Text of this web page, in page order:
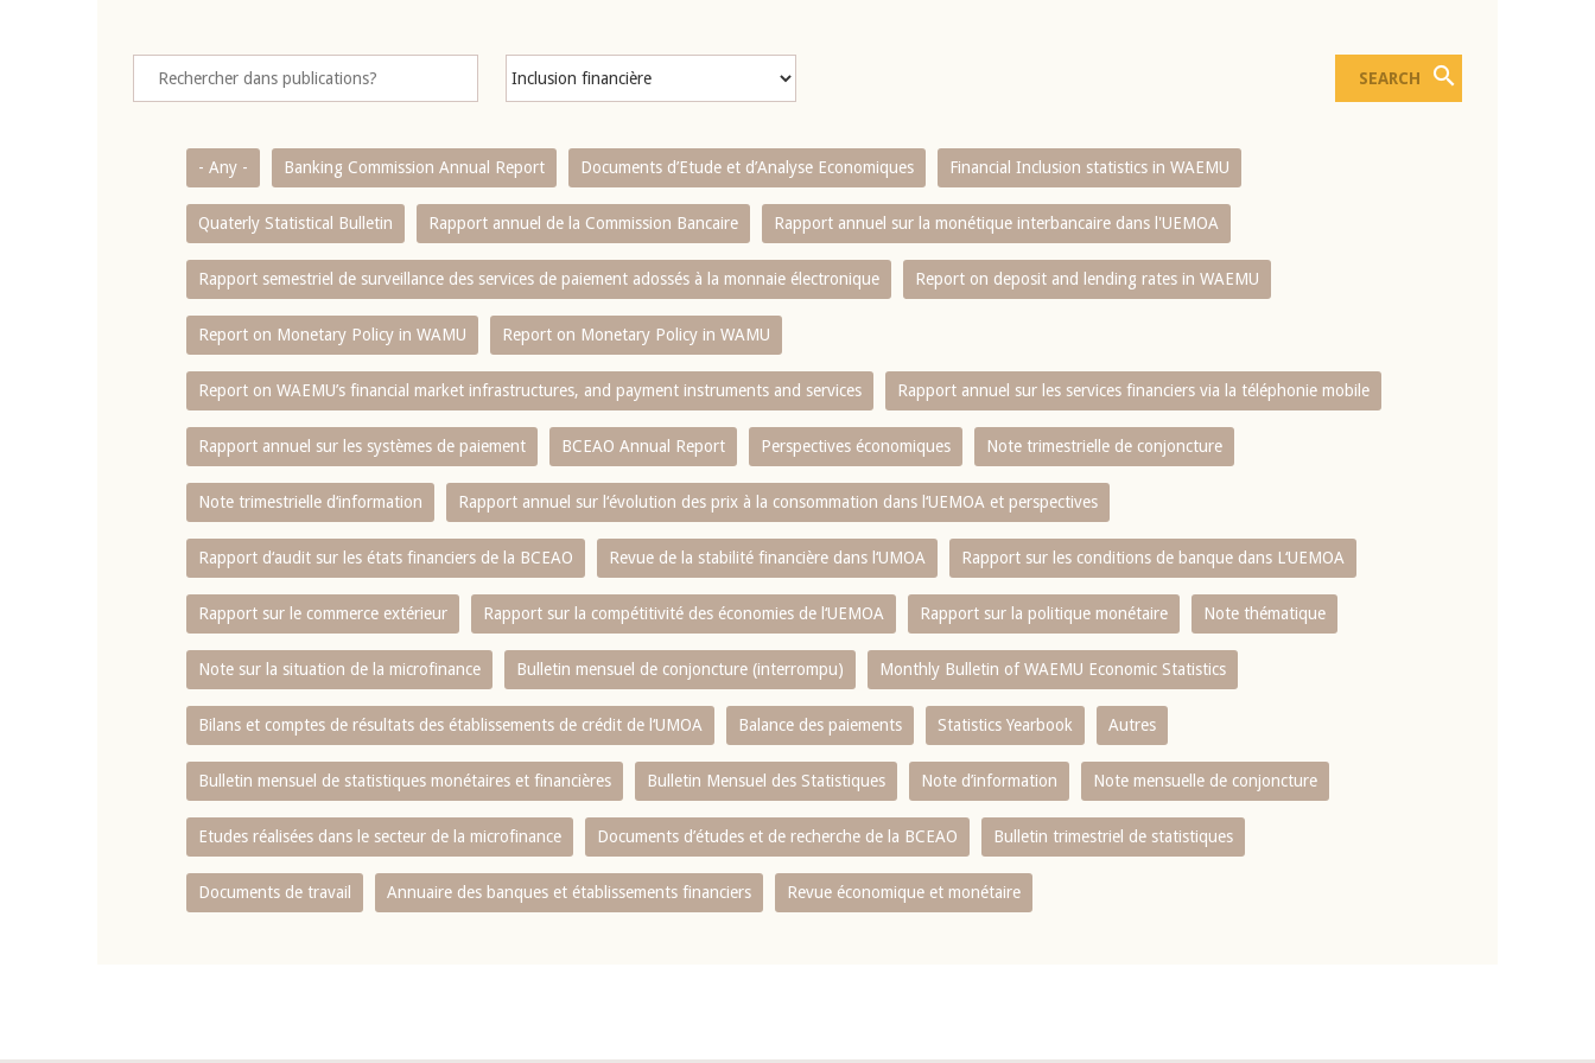
- Any - Banking Commission Annual Report Documents d’Etude et d’Analyse Economiques Financial Inclusion statistics in WAEMU
Quaterly Statistical Bulletin Rapport annuel de la Commission Bancaire Rapport annuel sur la monétique interbancaire dans l'UEMOA
Rapport semestriel de surveillance des services de paiement adossés à la monnaie électronique Report on deposit and lending rates in WAEMU
Report on Monetary Policy in WAMU Report on Monetary Policy in WAMU
Report on WAEMU’s financial market infrastructures, and payment instruments and services Rapport annuel sur les services financiers via la téléphonie mobile
Rapport annuel sur les systèmes de paiement BCEAO Annual Report Perspectives économiques Note trimestrielle de conjoncture
Note trimestrielle d‘information Rapport annuel sur l‘évolution des prix à la consommation dans l‘UEMOA et perspectives
Rapport d‘audit sur les états financiers de la BCEAO Revue de la stabilité financière dans l‘UMOA Rapport sur les conditions de banque dans L‘UEMOA
Rapport sur le commerce extérieur Rapport sur la compétitivité des économies de l‘UEMOA Rapport sur la politique monétaire Note thématique
Note sur la situation de la microfinance Bulletin mensuel de conjoncture (interrompu) Monthly Bulletin of WAEMU Economic Statistics
Bilans et comptes de résultats des établissements de crédit de l‘UMOA Balance des paiements Statistics Yearbook Autres
Bulletin mensuel de statistiques monétaires et financières Bulletin Mensuel des Statistiques Note d’information Note mensuelle de conjoncture
Etudes réalisées dans le secteur de la microfinance Documents d’études et de recherche de la BCEAO Bulletin trimestriel de statistiques
Documents de travail Annuaire des banques et établissements financiers Revue économique et monétaire